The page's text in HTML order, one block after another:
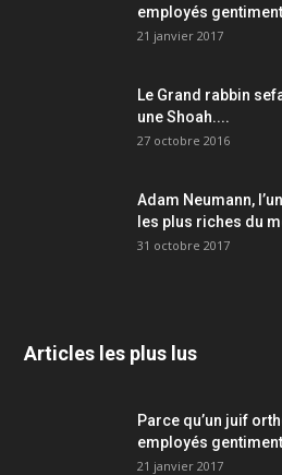
employés
21 janvier 2017
Le Grand rabbin
une Shoah....
27 octobre 2016
Adam Neumann,
les plus riches du
31 octobre 2017
Articles les plus lus
Parce qu’un juif
employés
21 janvier 2017